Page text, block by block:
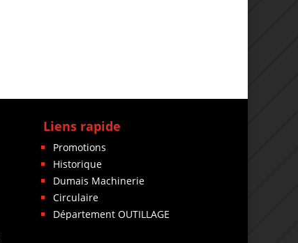
Liens rapide
Promotions
Historique
Dumais Machinerie
Circulaire
Département OUTILLAGE